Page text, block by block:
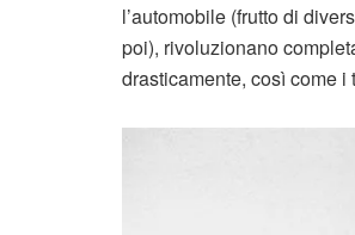
l’automobile (frutto di
poi), rivoluzionano
drasticamente, così come